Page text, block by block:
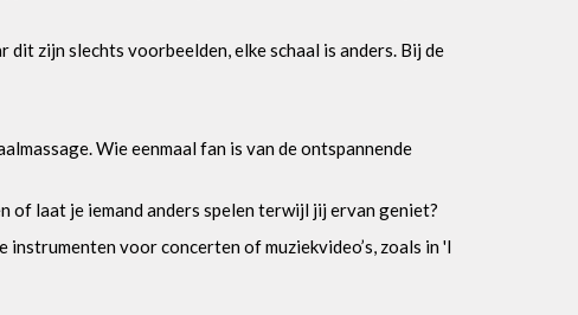
dit zijn slechts voorbeelden, elke schaal is anders. Bij de
Wie eenmaal fan is van de ontspannende
of laat je iemand anders spelen terwijl jij ervan geniet?
voor concerten of muziekvideo’s, zoals in 'I